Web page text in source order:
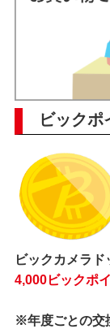
ビックポ
ビックカメラド
4,000ビックポ
※年度ごとの交